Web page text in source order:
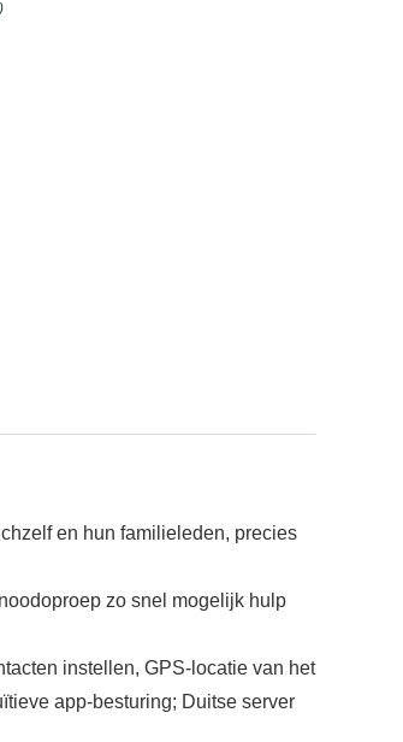
en hun familieleden, precies
zo snel mogelijk hulp
instellen, GPS-locatie van het
app-besturing; Duitse server